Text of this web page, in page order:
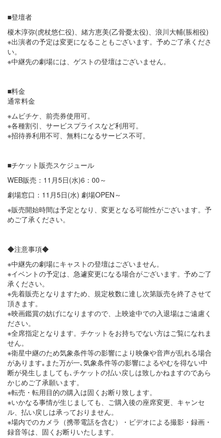
■登壇者
榎木淳弥(虎杖悠仁役)、緒方恵美(乙骨憂太役)、浪川大輔(脹相役)
※出演者の予定は変更になることもございます。予めご了承くださ
い。
※中継先の劇場には、ゲストの登壇はございません。
■料金
通常料金
※ムビチケ、前売券使用可。
※各種割引、サービスプライスなど利用可。
※招待券利用不可、無料になるサービス不可。
■チケット販売スケジュール
WEB販売：11月5日(水)6：00～
劇場窓口：11月5日(水) 劇場OPEN～
※販売開始時間は予定となり、変更となる可能性がございます。予
めご了承ください。
◆注意事項◆
※中継先の劇場にキャストの登壇はございません。
※イベントの予定は、急遽変更になる場合がございます。予めご了
承ください。
※先着販売となりますため、規定枚数に達し次第販売を終了させて
頂きます。
※映画鑑賞の妨げになりますので、上映途中での入退場はご遠慮く
ださい。
※全席指定となります。チケットをお持ちでない方はご覧になれま
せん。
※衛星中継のため気象条件等の影響により映像や音声が乱れる場合
があります｡また万が一､気象条件等の影響によるやむを得ない中
断が発生しましても､チケットの払い戻しは致しかねますのであら
かじめご了承願います。
※転売・転用目的の購入は固くお断り致します。
※いかなる事情が生じましても、ご購入後の座席変更、キャンセ
ル、払い戻しは承っておりません。
※場内でのカメラ（携帯電話を含む）・ビデオによる撮影・録画・
録音等は、固くお断りいたします。